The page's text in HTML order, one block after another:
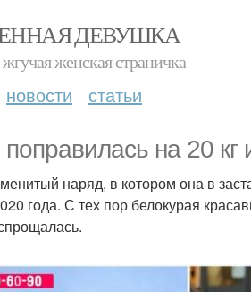
ДЕВУШКА
женская страничка
новости статьи
на 20 кг
наряд, в котором она в
года. С тех пор белокурая